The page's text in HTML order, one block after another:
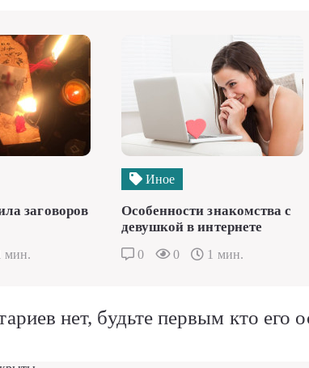
заговоров
мин.
Иное
Особенности знакомства с
девушкой в интернете
0 0 1 мин.
нет, будьте первым кто его